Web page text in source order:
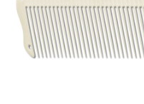
Konayuki
Y.S. Park
Left - Linkshand Scheren